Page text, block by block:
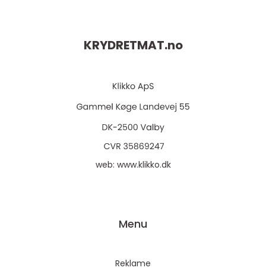
KRYDRETMAT.no
web: www.klikko.dk
Menu
Reklame